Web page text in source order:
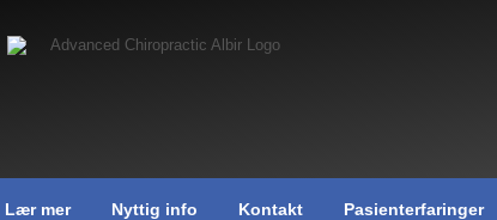
Lær mer Nyttig info Kontakt Pasienterfaringer